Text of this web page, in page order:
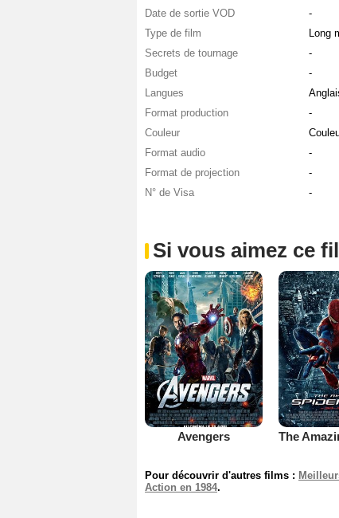
Date de sortie VOD
-
Type de film
Long
Secrets de tournage
-
Budget
-
Langues
Format production
-
Couleur
Format audio
-
Format de projection
-
N° de Visa
-
Si vous aimez ce
Avengers
Pour découvrir d'autres films :
Action en 1984.